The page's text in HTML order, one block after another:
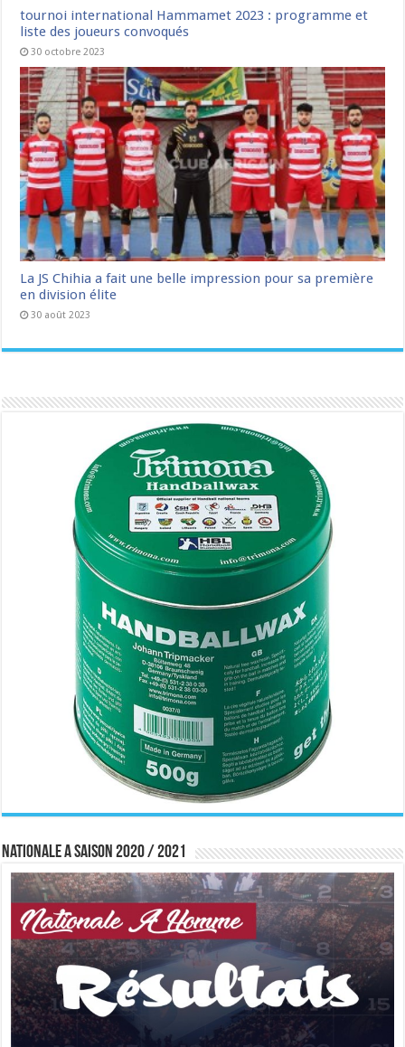
tournoi international Hammamet 2023 : programme et
liste des joueurs convoqués
30 octobre 2023
La JS Chihia a fait une belle impression pour sa première
en division élite
30 août 2023
Nationale A saison 2020 / 2021